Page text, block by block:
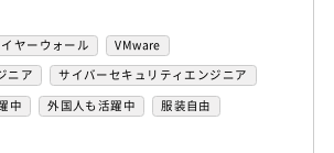
ヤーウォール
VMware
ニア
サイバーセキュリティエンジニア
ンジニア
中 外国人も活躍中
服装自由
開発案件